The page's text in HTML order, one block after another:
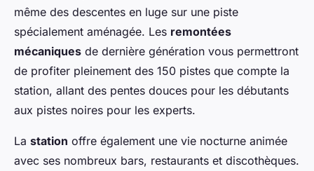
même des descentes en luge sur une piste
spécialement aménagée. Les remontées
mécaniques de dernière génération vous permettront
de profiter pleinement des 150 pistes que compte la
station, allant des pentes douces pour les débutants
aux pistes noires pour les experts.
La station offre également une vie nocturne animée
avec ses nombreux bars, restaurants et discothèques.